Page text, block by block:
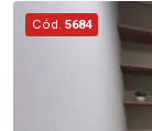
imóvel. Localizado em um prédio novo, entregue
uma
qualidade
valorizadas da
Cód. 5684